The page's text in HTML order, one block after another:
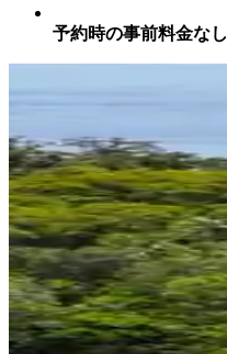
予約時の事前料金なし